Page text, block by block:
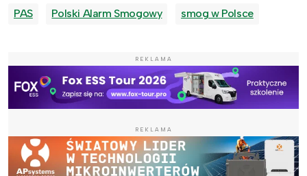
PAS Polski Alarm Smogowy smog w Polsce
REKLAMA
REKLAMA